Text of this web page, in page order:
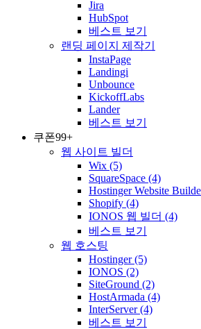
Jira
HubSpot
베스트 보기
랜딩 페이지 제작기
InstaPage
Landingi
Unbounce
KickoffLabs
Lander
베스트 보기
쿠폰99+
웹 사이트 빌더
Wix (5)
SquareSpace (4)
Hostinger Website
Shopify (4)
IONOS 웹 빌더 (4)
베스트 보기
웹 호스팅
Hostinger(5)
IONOS (2)
SiteGround (2)
HostArmada (4)
InterServer(4)
베스트 보기